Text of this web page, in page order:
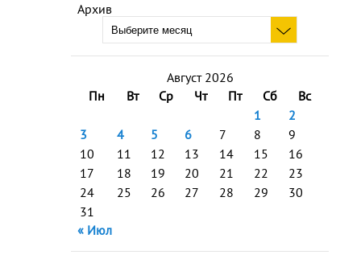
Архив
Август 2026
Пн
Вт Ср Чт Пт Сб
Вс
1
2
3
4 5 6 7 8
9
10
11 12 13 14 15
16
17
18 19 20 21 22
23
24
25 26 27 28 29
30
31
« Июл